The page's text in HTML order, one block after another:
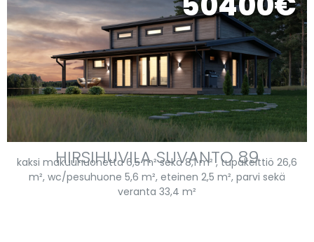
HIRSIHUVILA SUVANTO 89
kaksi makuuhuonetta 6,5 m² sekä 8,1 m² , tupakeittiö 26,6
m², wc/pesuhuone 5,6 m², eteinen 2,5 m², parvi sekä
veranta 33,4 m²